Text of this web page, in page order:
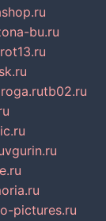
bu.ru
tb02.ru
vgurin.ru
pictures.ru